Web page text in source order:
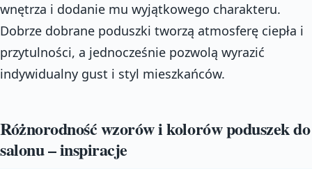
wnętrza i dodanie mu wyjątkowego charakteru.
Dobrze dobrane poduszki tworzą atmosferę ciepła i
przytulności, a jednocześnie pozwolą wyrazić
indywidualny gust i styl mieszkańców.
Różnorodność wzorów i kolorów poduszek do
salonu – inspiracje